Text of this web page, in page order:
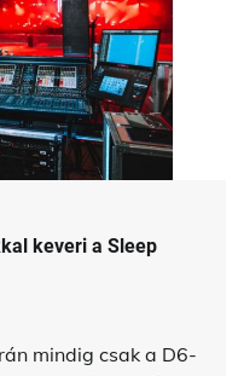
keveri a Sleep
mindig csak a D6-